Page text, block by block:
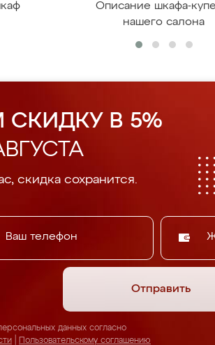
Описание шкафа-
нашего салона
В 5%
скидка сохранится.
Отправить
данных согласно
Пользовательскому соглашению